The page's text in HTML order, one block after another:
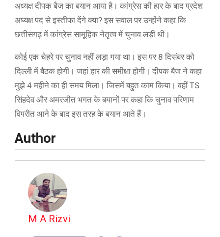
अध्यक्ष दीपक बैज का बयान आया है। कांग्रेस की हार के बाद प्रदेश
अध्यक्ष पद से इस्तीफा देंगे क्या? इस सवाल पर उन्होंने कहा कि
छत्तीसगढ़ में कांग्रेस सामूहिक नेतृत्व में चुनाव लड़ी थी।
कोई एक चेहरे पर चुनाव नहीं लड़ा गया था। इस पर 8 दिसंबर को
दिल्ली में बैठक होगी। जहां हार की समीक्षा होगी। दीपक बैज ने कहा
मुझे 4 महीने का ही समय मिला। जिसमें बहुत काम किया। वहीं TS
सिंहदेव और अमरजीत भगत के बयानों पर कहा कि चुनाव परिणाम
विपरीत आने के बाद इस तरह के बयान आते हैं।
Author
M A Rizvi